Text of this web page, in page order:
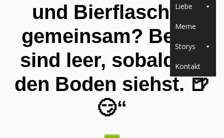
Liebe
Meme
Storys
Kontakt
und Bierflaschen
gemeinsam? Beide
sind leer, sobald du
den Boden siehst. 🍺
😏“